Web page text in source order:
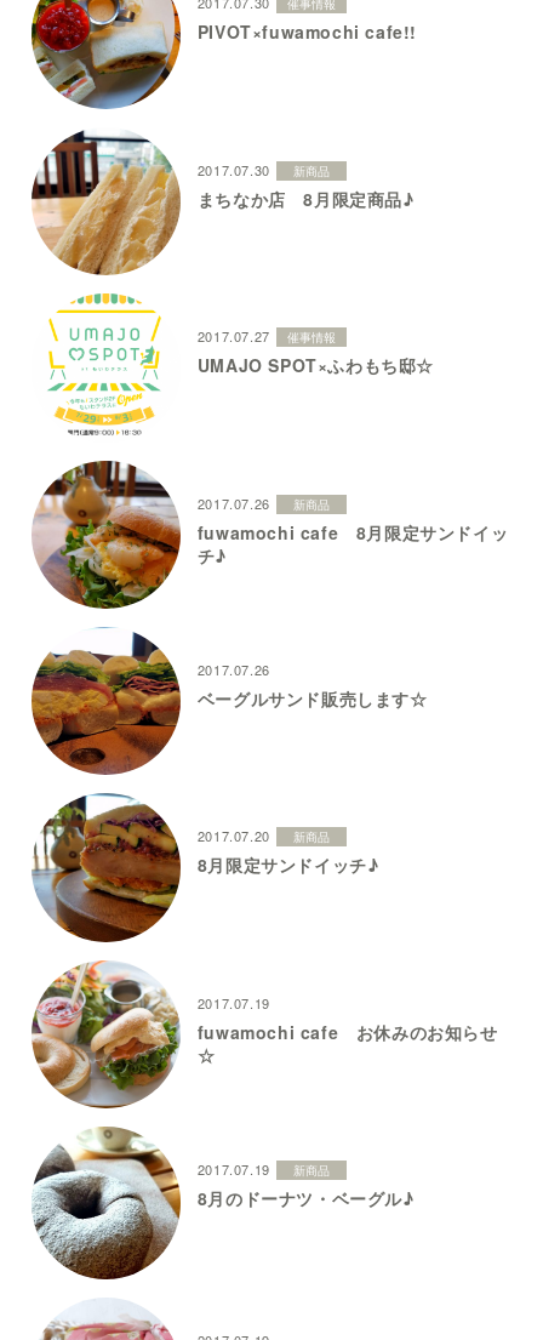
催事情報
PIVOT×fuwamochi cafe!!
2017.07.30 新商品
まちなか店 8月限定商品♪
2017.07.27 催事情報
UMAJO SPOT×ふわもち邸☆
2017.07.26 新商品
fuwamochi cafe 8月限定サンドイッ
チ♪
2017.07.26
ベーグルサンド販売します☆
2017.07.20 新商品
8月限定サンドイッチ♪
2017.07.19
fuwamochi cafe お休みのお知らせ
☆
2017.07.19 新商品
8月のドーナツ・ベーグル♪